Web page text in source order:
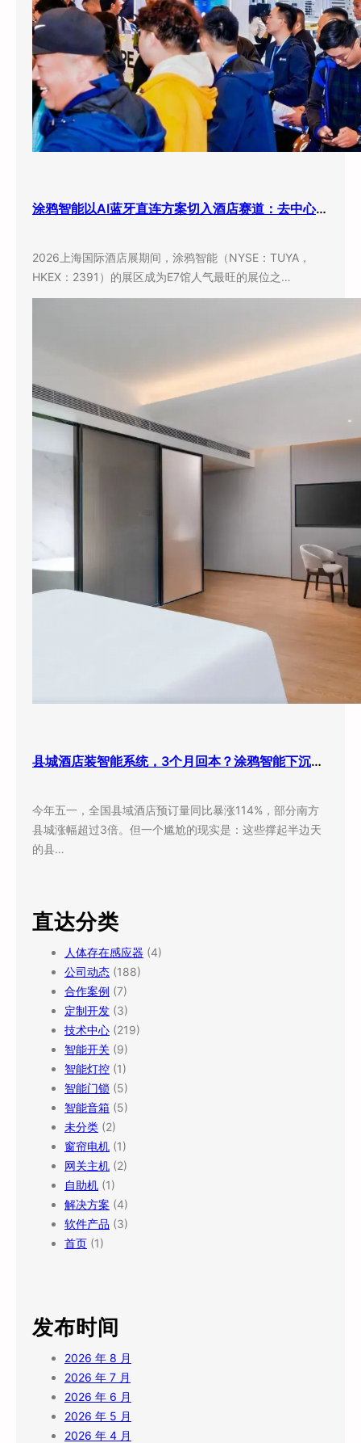
涂鸦智能以AI蓝牙直连方案切入酒店赛道：去中心化架构破解智能化改造三大痛点
2026上海国际酒店展期间，涂鸦智能（NYSE：TUYA，
HKEX：2391）的展区成为E7馆人气最旺的展位之…
县城酒店装智能系统，3个月回本？涂鸦智能下沉市场打法曝光
今年五一，全国县域酒店预订量同比暴涨114%，部分南方
县城涨幅超过3倍。但一个尴尬的现实是：这些撑起半边天
的县…
直达分类
人体存在感应器 (4)
公司动态 (188)
合作案例 (7)
定制开发 (3)
技术中心 (219)
智能开关 (9)
智能灯控 (1)
智能门锁 (5)
智能音箱 (5)
未分类 (2)
窗帘电机 (1)
网关主机 (2)
自助机 (1)
解决方案 (4)
软件产品 (3)
首页 (1)
发布时间
2026 年 8 月
2026 年 7 月
2026 年 6 月
2026 年 5 月
2026 年 4 月